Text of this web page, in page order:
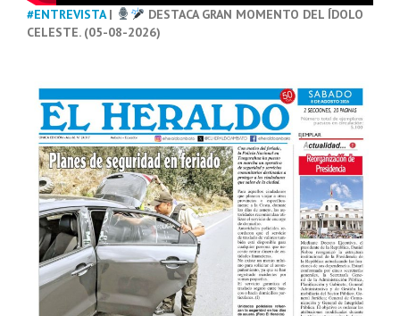
#ENTREVISTA|
DESTACA GRAN MOMENTO DEL ÍDOLO
CELESTE. (05-08-2026)